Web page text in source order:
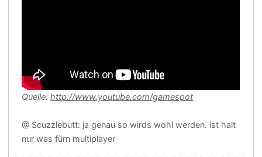
Quelle:http://www.youtube.com/gamespot
@ Scuzzlebutt: ja genau so wirds wohl werden. ist halt
nur was fürn multiplayer